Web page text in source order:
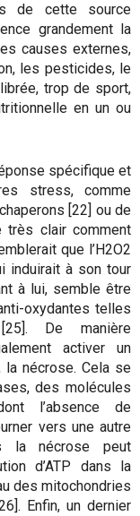
de cette source
grandement la
causes externes,
les pesticides, le
trop de sport,
en un ou
spécifique et
stress, comme
[22] ou de
très clair comment
que l’H2O2
induirait à son tour
à lui, semble être
oxydantes telles
De manière
activer un
nécrose. Cela se
des molécules
l’absence de
vers une autre
la nécrose peut
d’ATP dans la
des mitochondries
Enfin, un dernier